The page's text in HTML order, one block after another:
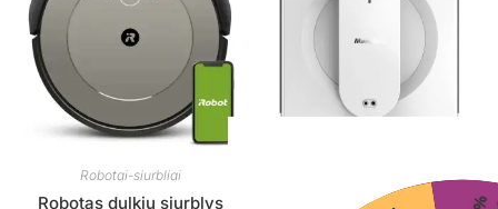
Robotai-siurbliai
Robotas dulkių siurblys
IŠMANUSIS LANGŲ